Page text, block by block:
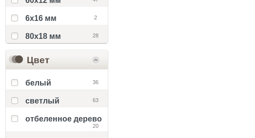
6x16 мм 2
80х18 мм 28
Цвет
белый 36
светлый 63
отбеленное дерево
20